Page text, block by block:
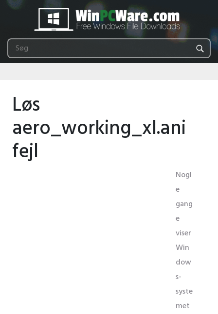
Løs
aero_working_xl.ani
fejl
Nogl
e
gang
e
viser
Win
dow
s-
syste
met